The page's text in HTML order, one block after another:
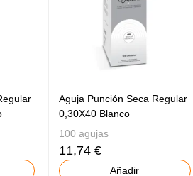
Aguja Punción Seca Regular
0,30X40 Blanco
100 agujas
11,74 €
Añadir